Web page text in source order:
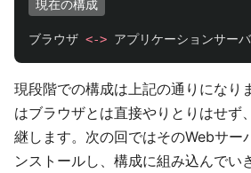
現在の構成
ブラウザ <-> アプリケーションサーバ
現段階での構成は上記の通りになり
はブラウザとは直接やりとりはせず
継します。次の回ではそのWebサー
ンストールし、構成に組み込んでい